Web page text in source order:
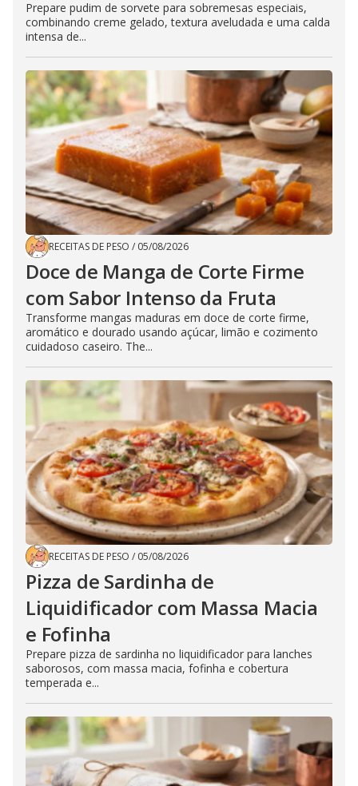
Prepare pudim de sorvete para sobremesas especiais,
combinando creme gelado, textura aveludada e uma calda
intensa de...
RECEITAS DE PESO / 05/08/2026
Doce de Manga de Corte Firme
com Sabor Intenso da Fruta
Transforme mangas maduras em doce de corte firme,
aromático e dourado usando açúcar, limão e cozimento
cuidadoso caseiro. The...
RECEITAS DE PESO / 05/08/2026
Pizza de Sardinha de
Liquidificador com Massa Macia
e Fofinha
Prepare pizza de sardinha no liquidificador para lanches
saborosos, com massa macia, fofinha e cobertura
temperada e...